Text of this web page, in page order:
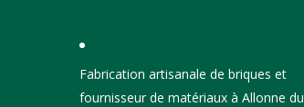
Fabrication artisanale de briques et
fournisseur de matériaux à Allonne du